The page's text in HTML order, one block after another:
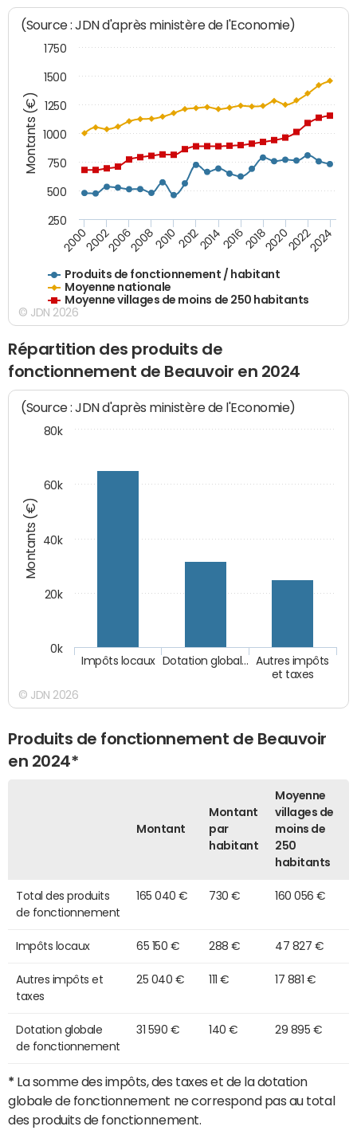
Montants (€)
(Source : JDN d'après ministère de l'Economie)
Produits de fonctionnement / habitant
Moyenne nationale
Moyenne villages de moins de 250 habitants
200020022006200820102012201420162018202020222024
250
500
750
1000
1250
1500
1750
© JDN 2026
Répartition des produits de
fonctionnement de Beauvoir en 2024
Montants (€)
(Source : JDN d'après ministère de l'Economie)
Autres impôts
et taxes
Dotation global…
Impôts locaux
0k
20k
40k
60k
80k
© JDN 2026
Produits de fonctionnement de Beauvoir
en 2024*
Montant
Montant
par
habitant
Moyenne
villages de
moins de
250
habitants
Total des produits
de fonctionnement
165 040 € 730 € 160 056 €
Impôts locaux 65 150 € 288 € 47 827 €
Autres impôts et
taxes
25 040 € 111 € 17 881 €
Dotation globale
de fonctionnement
31 590 € 140 € 29 895 €
* La somme des impôts, des taxes et de la dotation
globale de fonctionnement ne correspond pas au total
des produits de fonctionnement.